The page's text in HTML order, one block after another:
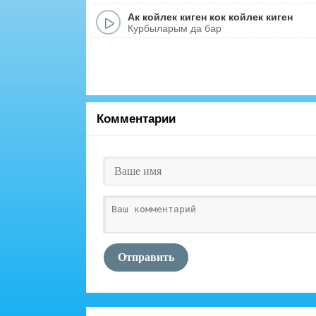
Ак койлек киген кок койлек киген
Курбыларым да бар
Комментарии
Отправить